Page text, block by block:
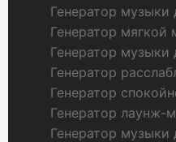
Генератор музыки
Генератор мягкой
Генератор музыки
Генератор
Генератор
Генератор лаунж-
Генератор музыки